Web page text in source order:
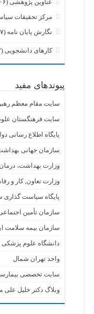
عناوین پژوهشی (۱۰۶)
مرکز تحقیقات
نگارش پایان نامه (۴۷)
کارهای دانشجویی (۲)
پیوندهای مفید
سایت مقام معظم
سایت فرهنگستان
پایگاه اطلاع رسانی
سازمان جهانی
وزارت بهداشت،
وزارت تعاون, کار و
پایگاه سیاست گذاری
سازمان تأمین
سازمان بیمه سلامت
دانشگاه علوم
واحد تهران شمال
سایت تخصصی
وبلاگ دکتر خلیل علی